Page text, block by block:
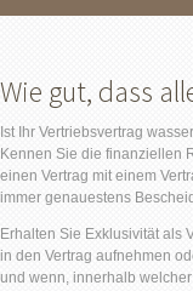
Wie gut, dass
Ist Ihr Vertriebsvertrag
Kennen Sie die finanziellen
einen Vertrag mit einem
immer genauestens
Erhalten Sie Exklusivität als
in den Vertrag aufnehmen
und wenn, innerhalb